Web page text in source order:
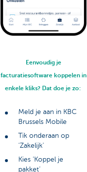
Eenvoudig je
facturatiesoftware koppelen in
enkele kliks? Dat doe je zo:
Meld je aan in KBC
Brussels Mobile
Tik onderaan op
‘Zakelijk’
Kies ‘Koppel je
pakket’